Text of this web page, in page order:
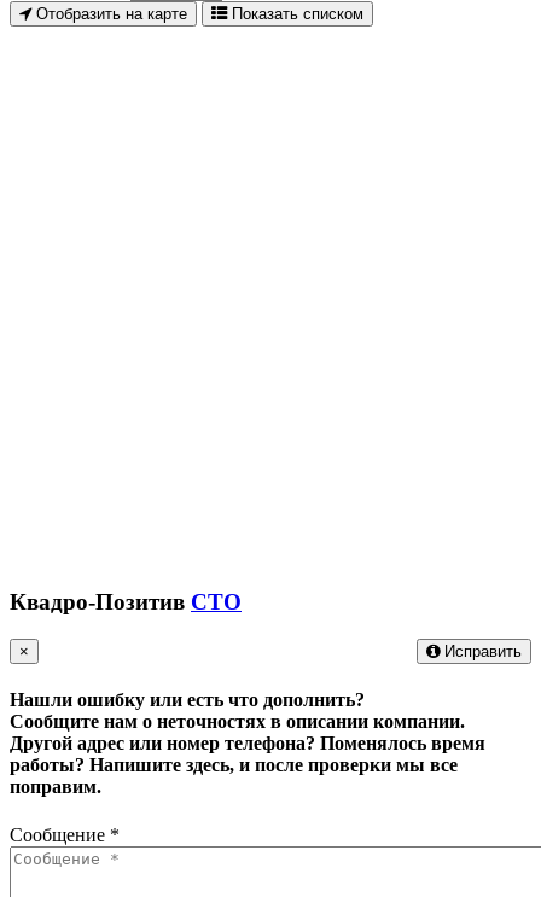
Отобразить на карте Показать списком
Квадро-Позитив СТО
Исправить
×
Нашли ошибку или есть что дополнить?
Сообщите нам о неточностях в описании компании.
Другой адрес или номер телефона? Поменялось время
работы? Напишите здесь, и после проверки мы все
поправим.
Сообщение *